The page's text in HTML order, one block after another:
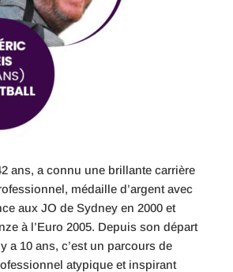
ans, a connu une brillante carrière
médaille d’argent avec
aux JO de Sydney en 2000 et
à l’Euro 2005. Depuis son départ
a 10 ans, c’est un parcours de
atypique et inspirant